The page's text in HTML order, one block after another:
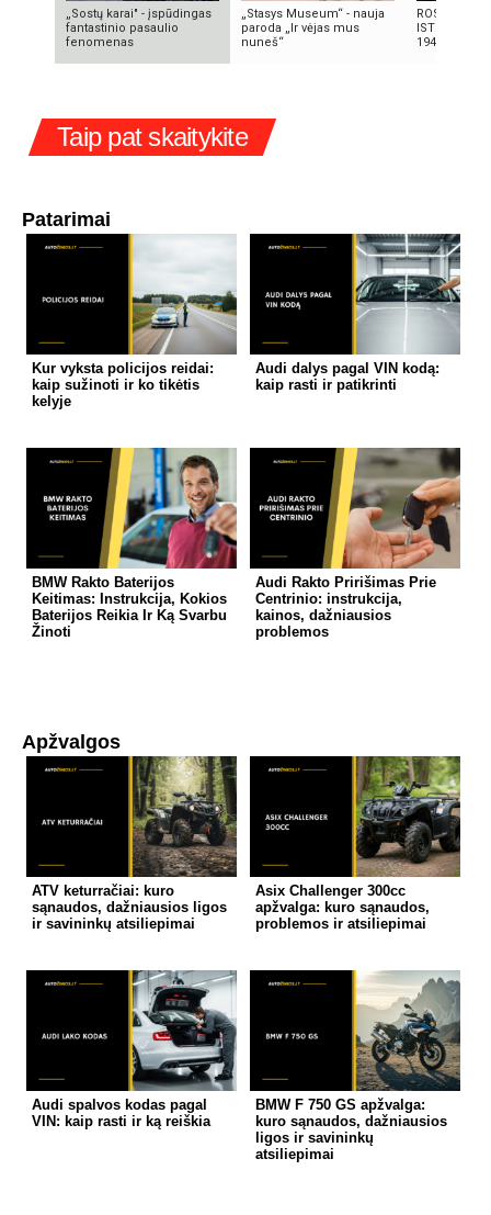
„Sostų karai" - įspūdingas
fantastinio pasaulio
fenomenas
„Stasys Museum“ - nauja
paroda „Ir vėjas mus
nuneš“
ROSVELO
ISTORIJA:
1947-
Taip pat skaitykite
Patarimai
Kur vyksta policijos reidai:
kaip sužinoti ir ko tikėtis
kelyje
Audi dalys pagal VIN kodą:
kaip rasti ir patikrinti
BMW Rakto Baterijos
Keitimas: Instrukcija, Kokios
Baterijos Reikia Ir Ką Svarbu
Žinoti
Audi Rakto Pririšimas Prie
Centrinio: instrukcija,
kainos, dažniausios
problemos
Apžvalgos
ATV keturračiai: kuro
sąnaudos, dažniausios ligos
ir savininkų atsiliepimai
Asix Challenger 300cc
apžvalga: kuro sąnaudos,
problemos ir atsiliepimai
Audi spalvos kodas pagal
VIN: kaip rasti ir ką reiškia
BMW F 750 GS apžvalga:
kuro sąnaudos, dažniausios
ligos ir savininkų
atsiliepimai